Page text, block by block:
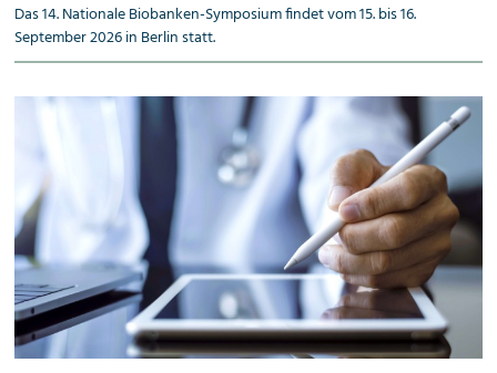
Das 14. Nationale Biobanken-Symposium findet vom 15. bis 16.
September 2026 in Berlin statt.